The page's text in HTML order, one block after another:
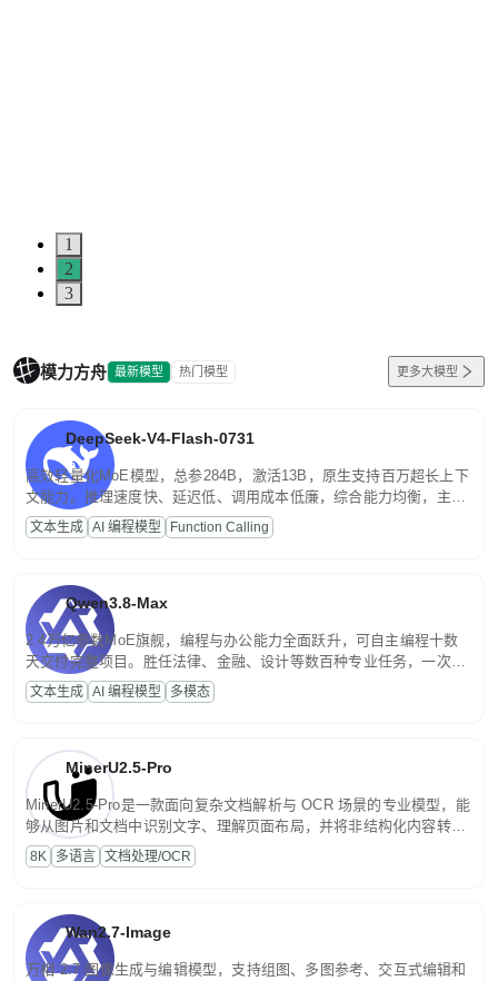
1
2
3
模力方舟 最新模型 热门模型 更多大模型
DeepSeek-V4-Flash-0731
高效轻量化MoE模型，总参284B，激活13B，原生支持百万超长上下
文能力。推理速度快、延迟低、调用成本低廉，综合能力均衡，主打
高并发、轻量化任务，适合日常对话、内容创作、基础 RAG、批量
文案处理等普惠刚需场景。
文本生成 AI 编程模型 Function Calling
Qwen3.8-Max
2.4万亿参数MoE旗舰，编程与办公能力全面跃升，可自主编程十数
天交付完整项目。胜任法律、金融、设计等数百种专业任务，一次对
话端到端交付生产级成果。原生视觉理解贯穿规划、执行与验证全流
程，支持超长文档与长视频的深度语义解析。长程任务中自主规划与
文本生成 AI 编程模型 多模态
MinerU2.5-Pro
MinerU2.5-Pro是一款面向复杂文档解析与 OCR 场景的专业模型，能
够从图片和文档中识别文字、理解页面布局，并将非结构化内容转换
为便于存储、检索和二次处理的结构化结果。
8K 多语言 文档处理/OCR
Wan2.7-Image
万相 2.7 图像生成与编辑模型，支持组图、多图参考、交互式编辑和